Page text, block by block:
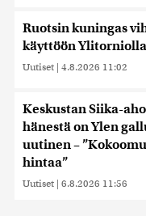
tietoja muihin
kerätty, kun olet
Ruotsin kuningas
käyttöön Ylitorniolla
Uutiset | 4.8.2026 11:02
Keskustan Siika-
hänestä on Ylen
uutinen –
hintaa”
Uutiset | 6.8.2026 11:56